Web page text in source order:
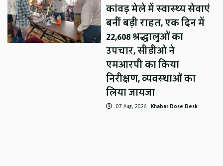
कांवड़ मेले में स्वास्थ्य सेवाएं
बनीं बड़ी राहत, एक दिन में
22,608 श्रद्धालुओं का
उपचार, सीडीओ ने
एमआरपी का किया
निरीक्षण, व्यवस्थाओं का
लिया जायजा
07 Aug, 2026 Khabar Dose Desk